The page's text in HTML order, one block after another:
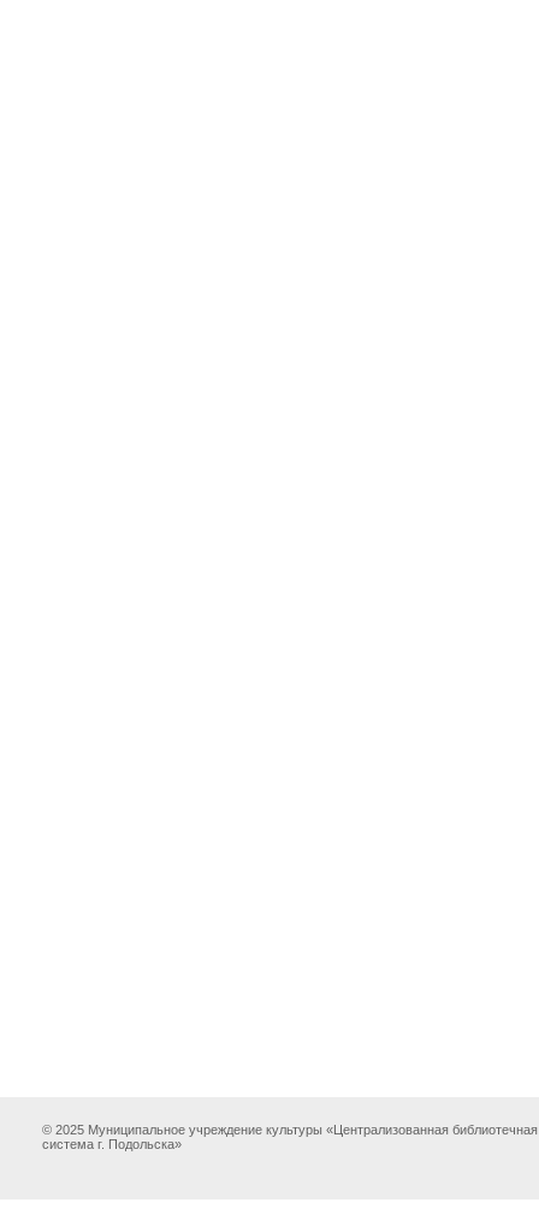
© 2025 Муниципальное учреждение культуры «Централизованная библиотечная
система г. Подольска»